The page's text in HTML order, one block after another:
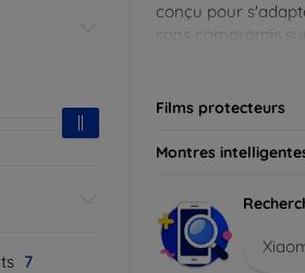
7
conçu pour
sans compromis
Films protecteurs
Montres